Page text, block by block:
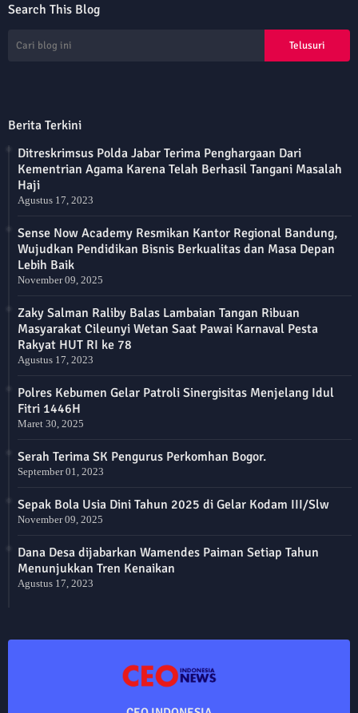
Search This Blog
Berita Terkini
Ditreskrimsus Polda Jabar Terima Penghargaan Dari
Kementrian Agama Karena Telah Berhasil Tangani Masalah
Haji
Agustus 17, 2023
Sense Now Academy Resmikan Kantor Regional Bandung,
Wujudkan Pendidikan Bisnis Berkualitas dan Masa Depan
Lebih Baik
November 09, 2025
Zaky Salman Raliby Balas Lambaian Tangan Ribuan
Masyarakat Cileunyi Wetan Saat Pawai Karnaval Pesta
Rakyat HUT RI ke 78
Agustus 17, 2023
Polres Kebumen Gelar Patroli Sinergisitas Menjelang Idul
Fitri 1446H
Maret 30, 2025
Serah Terima SK Pengurus Perkomhan Bogor.
September 01, 2023
Sepak Bola Usia Dini Tahun 2025 di Gelar Kodam III/Slw
November 09, 2025
Dana Desa dijabarkan Wamendes Paiman Setiap Tahun
Menunjukkan Tren Kenaikan
Agustus 17, 2023